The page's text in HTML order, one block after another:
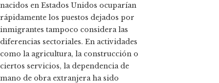
nacidos en Estados Unidos ocuparían
rápidamente los puestos dejados por
inmigrantes tampoco considera las
diferencias sectoriales. En actividades
como la agricultura, la construcción o
ciertos servicios, la dependencia de
mano de obra extranjera ha sido